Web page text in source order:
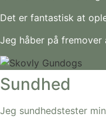
Det er fantastisk at
Jeg håber på
Sundhed
Jeg sundhedstester